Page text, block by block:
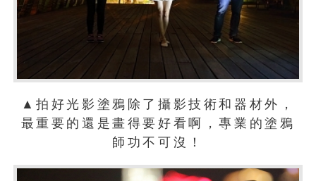
▲拍好光影塗鴉除了攝影技術和器材外，
最重要的還是畫得要好看啊，專業的塗鴉
師功不可沒！